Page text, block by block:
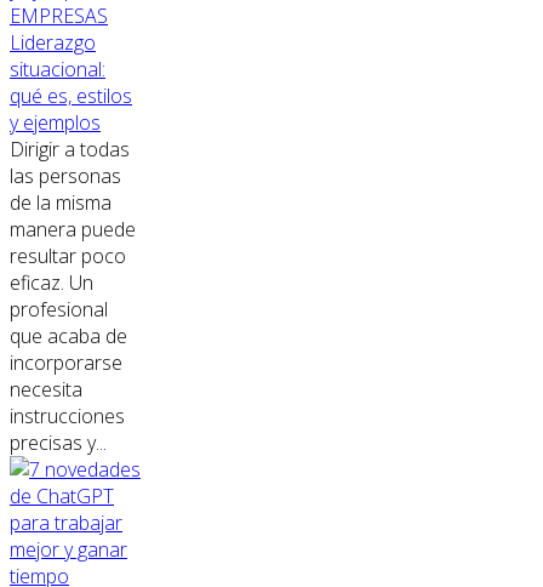
EMPRESAS
Liderazgo
situacional:
qué es, estilos
y ejemplos
Dirigir a todas
las personas
de la misma
manera puede
resultar poco
eficaz. Un
profesional
que acaba de
incorporarse
necesita
instrucciones
precisas y...